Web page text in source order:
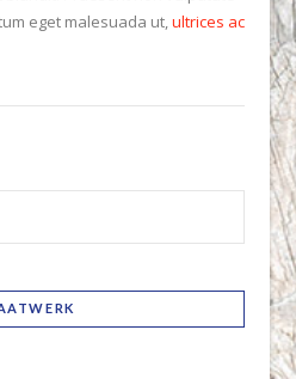
eget malesuada ut,ultrices ac